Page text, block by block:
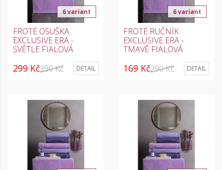
6 variant
FROTÉ OSUŠKA
EXCLUSIVE ERA -
SVĚTLE FIALOVÁ
299 Kč390 Kč DETAIL
6 variant
FROTÉ RUČNÍK
EXCLUSIVE ERA -
TMAVĚ FIALOVÁ
169 Kč290 Kč DETAIL